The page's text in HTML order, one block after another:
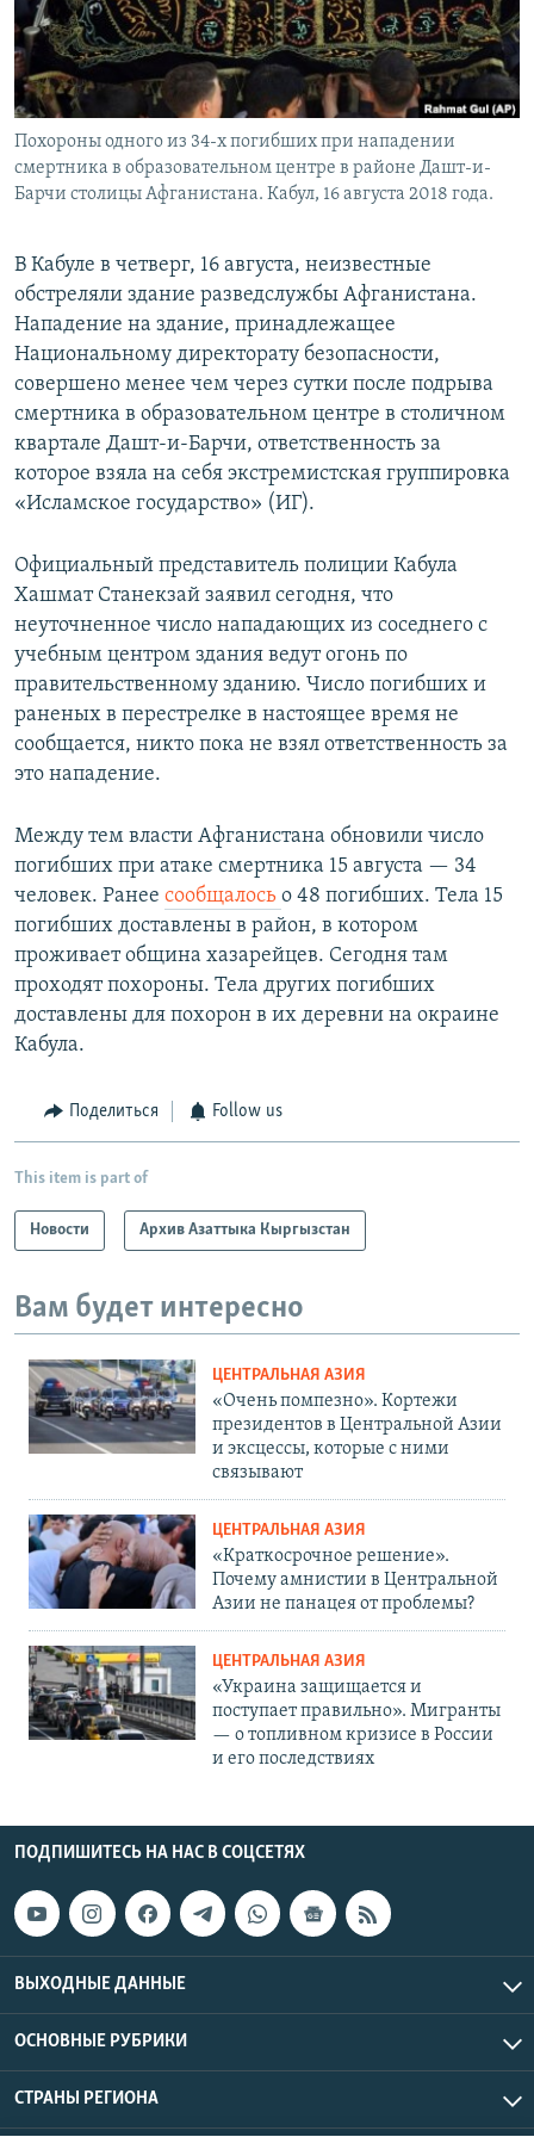
Похороны одного из 34-х погибших при нападении
смертника в образовательном центре в районе Дашт-и-
Барчи столицы Афганистана. Кабул, 16 августа 2018 года.
В Кабуле в четверг, 16 августа, неизвестные
обстреляли здание разведслужбы Афганистана.
Нападение на здание, принадлежащее
Национальному директорату безопасности,
совершено менее чем через сутки после подрыва
смертника в образовательном центре в столичном
квартале Дашт-и-Барчи, ответственность за
которое взяла на себя экстремистская группировка
«Исламское государство» (ИГ).
Официальный представитель полиции Кабула
Хашмат Станекзай заявил сегодня, что
неуточненное число нападающих из соседнего с
учебным центром здания ведут огонь по
правительственному зданию. Число погибших и
раненых в перестрелке в настоящее время не
сообщается, никто пока не взял ответственность за
это нападение.
Между тем власти Афганистана обновили число
погибших при атаке смертника 15 августа — 34
человек. Ранее сообщалось о 48 погибших. Тела 15
погибших доставлены в район, в котором
проживает община хазарейцев. Сегодня там
проходят похороны. Тела других погибших
доставлены для похорон в их деревни на окраине
Кабула.
Поделиться Follow us
This item is part of
Новости Архив Азаттыка Кыргызстан
Вам будет интересно
ЦЕНТРАЛЬНАЯ АЗИЯ
«Очень помпезно». Кортежи
президентов в Центральной Азии
и эксцессы, которые с ними
связывают
ЦЕНТРАЛЬНАЯ АЗИЯ
«Краткосрочное решение».
Почему амнистии в Центральной
Азии не панацея от проблемы?
ЦЕНТРАЛЬНАЯ АЗИЯ
«Украина защищается и
поступает правильно». Мигранты
— о топливном кризисе в России
и его последствиях
ПОДПИШИТЕСЬ НА НАС В СОЦСЕТЯХ
ВЫХОДНЫЕ ДАННЫЕ
ОСНОВНЫЕ РУБРИКИ
СТРАНЫ РЕГИОНА